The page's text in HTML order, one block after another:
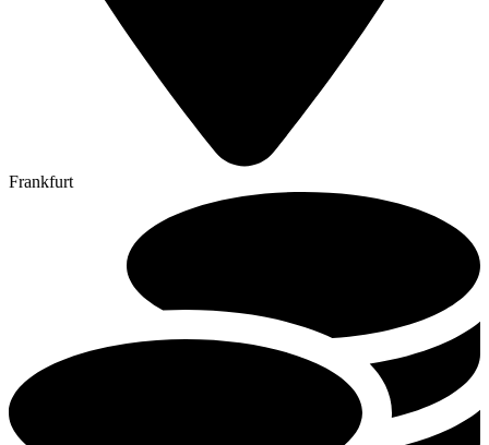
Frankfurt